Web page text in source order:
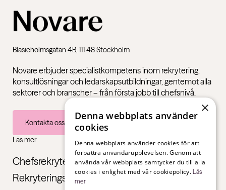
Blasieholmsgatan 4B, 111 48 Stockholm
Novare erbjuder specialistkompetens inom rekrytering,
konsultlösningar och ledarskapsutbildningar, gentemot alla
sektorer och branscher – från första jobb till chefsnivå.
Kontakta oss
Läs mer
Chefsrekrytering
Rekryteringstjänster
×
Denna webbplats använder
cookies
Denna webbplats använder cookies för att
förbättra användarupplevelsen. Genom att
använda vår webbplats samtycker du till alla
cookies i enlighet med vår cookiepolicy. Läs
mer